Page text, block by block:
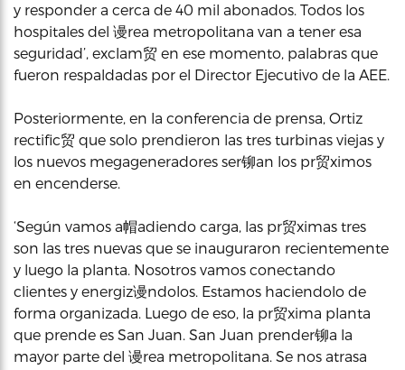
y responder a cerca de 40 mil abonados. Todos los
hospitales del 谩rea metropolitana van a tener esa
seguridad’, exclam贸 en ese momento, palabras que
fueron respaldadas por el Director Ejecutivo de la AEE.
Posteriormente, en la conferencia de prensa, Ortiz
rectific贸 que solo prendieron las tres turbinas viejas y
los nuevos megageneradores ser铆an los pr贸ximos
en encenderse.
‘Según vamos a帽adiendo carga, las pr贸ximas tres
son las tres nuevas que se inauguraron recientemente
y luego la planta. Nosotros vamos conectando
clientes y energiz谩ndolos. Estamos haciendolo de
forma organizada. Luego de eso, la pr贸xima planta
que prende es San Juan. San Juan prender铆a la
mayor parte del 谩rea metropolitana. Se nos atrasa